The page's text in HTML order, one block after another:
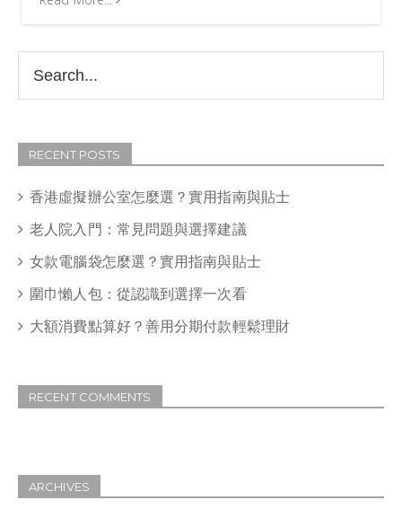
RECENT POSTS
香港虛擬辦公室怎麼選？實用指南與貼士
老人院入門：常見問題與選擇建議
女款電腦袋怎麼選？實用指南與貼士
圍巾懶人包：從認識到選擇一次看
大額消費點算好？善用分期付款輕鬆理財
RECENT COMMENTS
ARCHIVES